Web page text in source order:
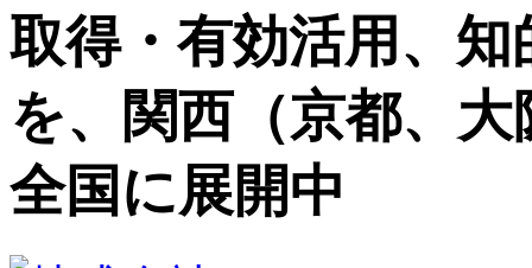
取得・有効活用、
を、関西（京都、
全国に展開中